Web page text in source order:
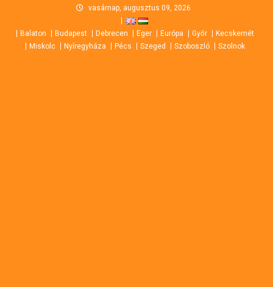
content
vasárnap, augusztus 09, 2026
Balaton Budapest Debrecen Eger Európa Győr
Kecskemét
Miskolc
Nyíregyháza Pécs Szeged Szoboszló Szolnok